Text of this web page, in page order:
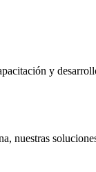
y
nuestras